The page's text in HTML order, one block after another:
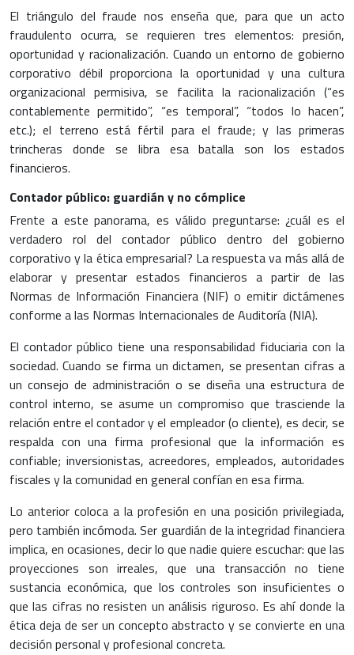
El triángulo del fraude nos enseña que, para que un acto
fraudulento ocurra, se requieren tres elementos: presión,
oportunidad y racionalización. Cuando un entorno de gobierno
corporativo débil proporciona la oportunidad y una cultura
organizacional permisiva, se facilita la racionalización (“es
contablemente permitido”, “es temporal”, “todos lo hacen”,
etc.); el terreno está fértil para el fraude; y las primeras
trincheras donde se libra esa batalla son los estados
financieros.
Contador público: guardián y no cómplice
Frente a este panorama, es válido preguntarse: ¿cuál es el
verdadero rol del contador público dentro del gobierno
corporativo y la ética empresarial? La respuesta va más allá de
elaborar y presentar estados financieros a partir de las
Normas de Información Financiera (NIF) o emitir dictámenes
conforme a las Normas Internacionales de Auditoría (NIA).
El contador público tiene una responsabilidad fiduciaria con la
sociedad. Cuando se firma un dictamen, se presentan cifras a
un consejo de administración o se diseña una estructura de
control interno, se asume un compromiso que trasciende la
relación entre el contador y el empleador (o cliente), es decir, se
respalda con una firma profesional que la información es
confiable; inversionistas, acreedores, empleados, autoridades
fiscales y la comunidad en general confían en esa firma.
Lo anterior coloca a la profesión en una posición privilegiada,
pero también incómoda. Ser guardián de la integridad financiera
implica, en ocasiones, decir lo que nadie quiere escuchar: que las
proyecciones son irreales, que una transacción no tiene
sustancia económica, que los controles son insuficientes o
que las cifras no resisten un análisis riguroso. Es ahí donde la
ética deja de ser un concepto abstracto y se convierte en una
decisión personal y profesional concreta.